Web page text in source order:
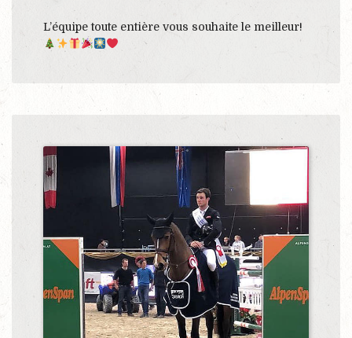
L’équipe toute entière vous souhaite le meilleur!